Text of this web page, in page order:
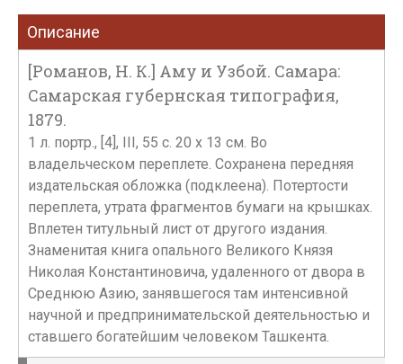
Описание
[Романов, Н. К.] Аму и Узбой. Самара:
Самарская губернская типография,
1879.
1 л. портр., [4], III, 55 с. 20 x 13 см. Во
владельческом переплете. Сохранена передняя
издательская обложка (подклеена). Потертости
переплета, утрата фрагментов бумаги на крышках.
Вплетен титульный лист от другого издания.
Знаменитая книга опального Великого Князя
Николая Константиновича, удаленного от двора в
Среднюю Азию, занявшегося там интенсивной
научной и предпринимательской деятельностью и
ставшего богатейшим человеком Ташкента.